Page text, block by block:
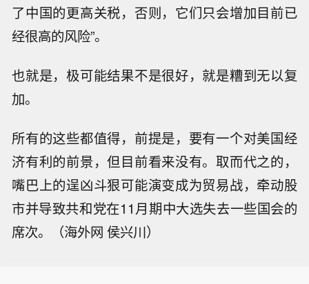
了中国的更高关税，否则，它们只会增加目前已
经很高的风险”。
也就是，极可能结果不是很好，就是糟到无以复
加。
所有的这些都值得，前提是，要有一个对美国经
济有利的前景，但目前看来没有。取而代之的，
嘴巴上的逞凶斗狠可能演变成为贸易战，牵动股
市并导致共和党在11月期中大选失去一些国会的
席次。（海外网 侯兴川）